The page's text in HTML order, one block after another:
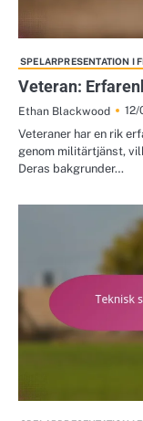
SPELARPRESENTATION I
Veteran:
Ethan Blackwood
12/
Veteraner har en rik
genom militärtjänst,
Deras bakgrunder…